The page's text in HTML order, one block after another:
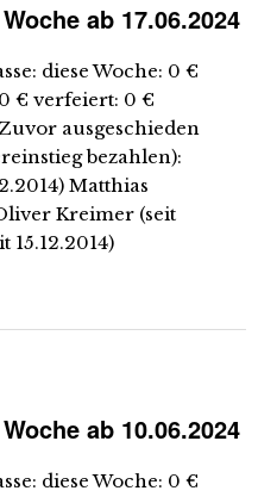
ab 17.06.2024
diese Woche: 0 €
€ verfeiert: 0 €
ausgeschieden
bezahlen):
Matthias
Kreimer (seit
15.12.2014)
ab 10.06.2024
diese Woche: 0 €